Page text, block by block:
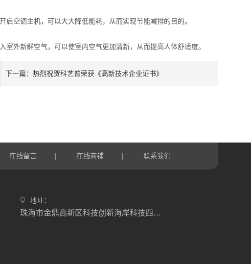
空调主机，可以大大降低能耗，从而实现节能减排的目的。
外新鲜空气，可以使室内空气更加清新，从而提高人体舒适度。
下一篇：热烈祝贺科艺普荣获《高新技术企业证书》
在线留言 在线商铺 联系我们
地址：
珠海市金鼎高新区科技创新海岸科技四路6号